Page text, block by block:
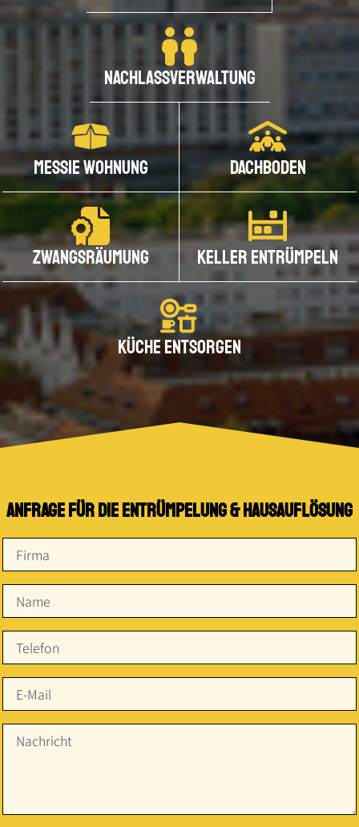
ENTRÜMPELUNG
HAUSHALTSAUFLÖSUNG
GEWERBEAUFLÖSUNG
NACHLASSVERWERTUNG
MESSIE HAUSHALT
DACHBODEN
KELLERRÄUMUNG
ZWANGSRÄUMUNG
KÜCHE ENTSORGEN
NEWS
REFERENZEN
FAQ
KONTAKT
Nachlassverwaltung
Messie Wohnung Dachboden
Zwangsräumung Keller entrümpeln
Küche entsorgen
Anfrage für die entrümpelung & Hausauflösung